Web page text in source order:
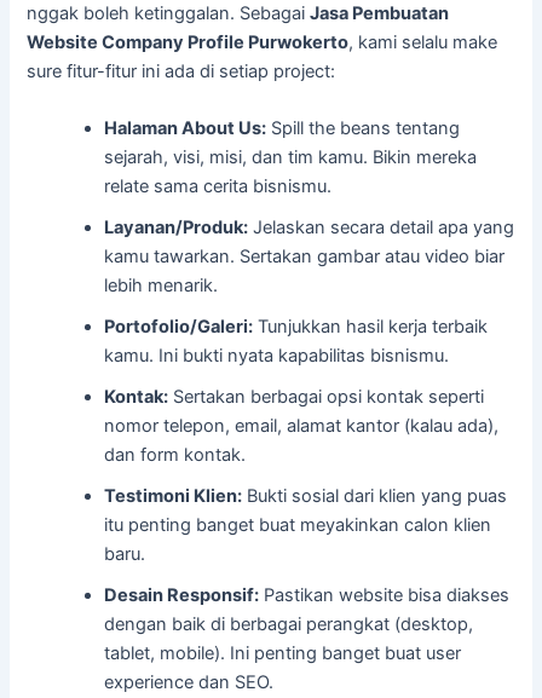
nggak boleh ketinggalan. SebagaiJasa Pembuatan
Website Company Profile Purwokerto, kami selalu make
sure fitur-fitur ini ada di setiap project:
Halaman About Us: Spill the beans tentang
sejarah, visi, misi, dan tim kamu. Bikin mereka
relate sama cerita bisnismu.
Layanan/Produk: Jelaskan secara detail apa yang
kamu tawarkan. Sertakan gambar atau video biar
lebih menarik.
Portofolio/Galeri: Tunjukkan hasil kerja terbaik
kamu. Ini bukti nyata kapabilitas bisnismu.
Kontak: Sertakan berbagai opsi kontak seperti
nomor telepon, email, alamat kantor (kalau ada),
dan form kontak.
Testimoni Klien: Bukti sosial dari klien yang puas
itu penting banget buat meyakinkan calon klien
baru.
Desain Responsif: Pastikan website bisa diakses
dengan baik di berbagai perangkat (desktop,
tablet, mobile). Ini penting banget buat user
experience dan SEO.